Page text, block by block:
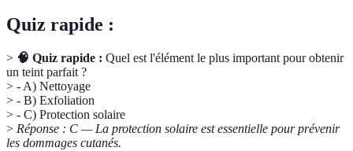
Quiz rapide :
> 🧠 Quiz rapide : Quel est l'élément le plus important pour obtenir
un teint parfait ?
> - A) Nettoyage
> - B) Exfoliation
> - C) Protection solaire
> Réponse : C — La protection solaire est essentielle pour prévenir
les dommages cutanés.